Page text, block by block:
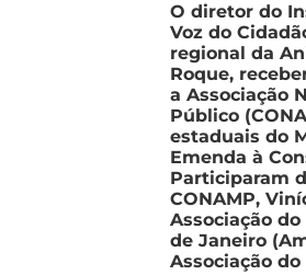
O diretor do
Voz do
regional da
Roque,
a Associação
Público
estaduais do
Emenda à
Participaram
CONAMP,
Associação
de Janeiro
Associação